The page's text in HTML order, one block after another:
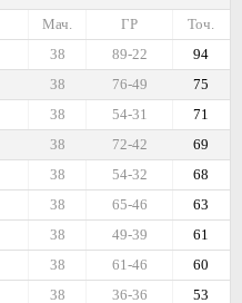
Точ.
ГР
Мач.
94
89-22
38
75
76-49
38
71
54-31
38
69
72-42
38
68
54-32
38
63
65-46
38
61
49-39
38
60
61-46
38
53
36-36
38